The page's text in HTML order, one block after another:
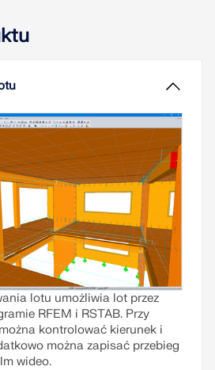
w programie
wyniki obliczeń z przykładem
lotu umożliwia lot przez
RFEM i RSTAB. Przy
kontrolować kierunek i
można zapisać przebieg
wideo.